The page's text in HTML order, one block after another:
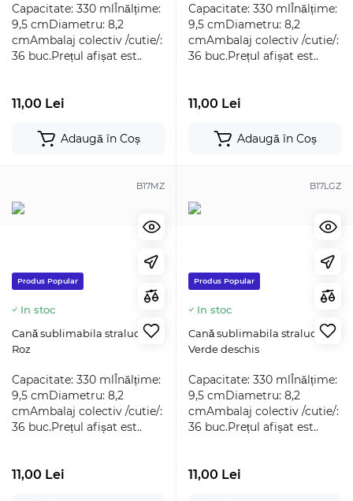
Capacitate: 330 mlÎnălțime:
9,5 cmDiametru: 8,2
cmAmbalaj colectiv /cutie/:
36 buc.Prețul afișat est..
11,00 Lei
Adaugă în Coș
Capacitate: 330 mlÎnălțime:
9,5 cmDiametru: 8,2
cmAmbalaj colectiv /cutie/:
36 buc.Prețul afișat est..
11,00 Lei
Adaugă în Coș
B17MZ
Produs Popular
In stoc
Cană sublimabila stralucitor
Roz
Capacitate: 330 mlÎnălțime:
9,5 cmDiametru: 8,2
cmAmbalaj colectiv /cutie/:
36 buc.Prețul afișat est..
11,00 Lei
B17LGZ
Produs Popular
In stoc
Cană sublimabila stralucitor
Verde deschis
Capacitate: 330 mlÎnălțime:
9,5 cmDiametru: 8,2
cmAmbalaj colectiv /cutie/:
36 buc.Prețul afișat est..
11,00 Lei